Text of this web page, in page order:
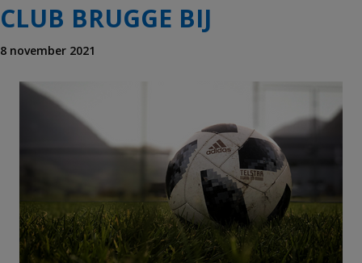
CLUB BRUGGE BIJ
8 november 2021